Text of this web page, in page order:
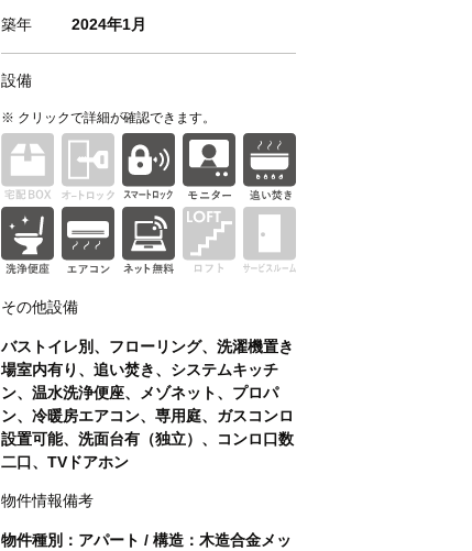
築年 2024年1月
設備
※ クリックで詳細が確認できます。
その他設備
バストイレ別、フローリング、洗濯機置き
場室内有り、追い焚き、システムキッチ
ン、温水洗浄便座、メゾネット、プロパ
ン、冷暖房エアコン、専用庭、ガスコンロ
設置可能、洗面台有（独立）、コンロ口数
二口、TVドアホン
物件情報備考
物件種別：アパート / 構造：木造合金メッ